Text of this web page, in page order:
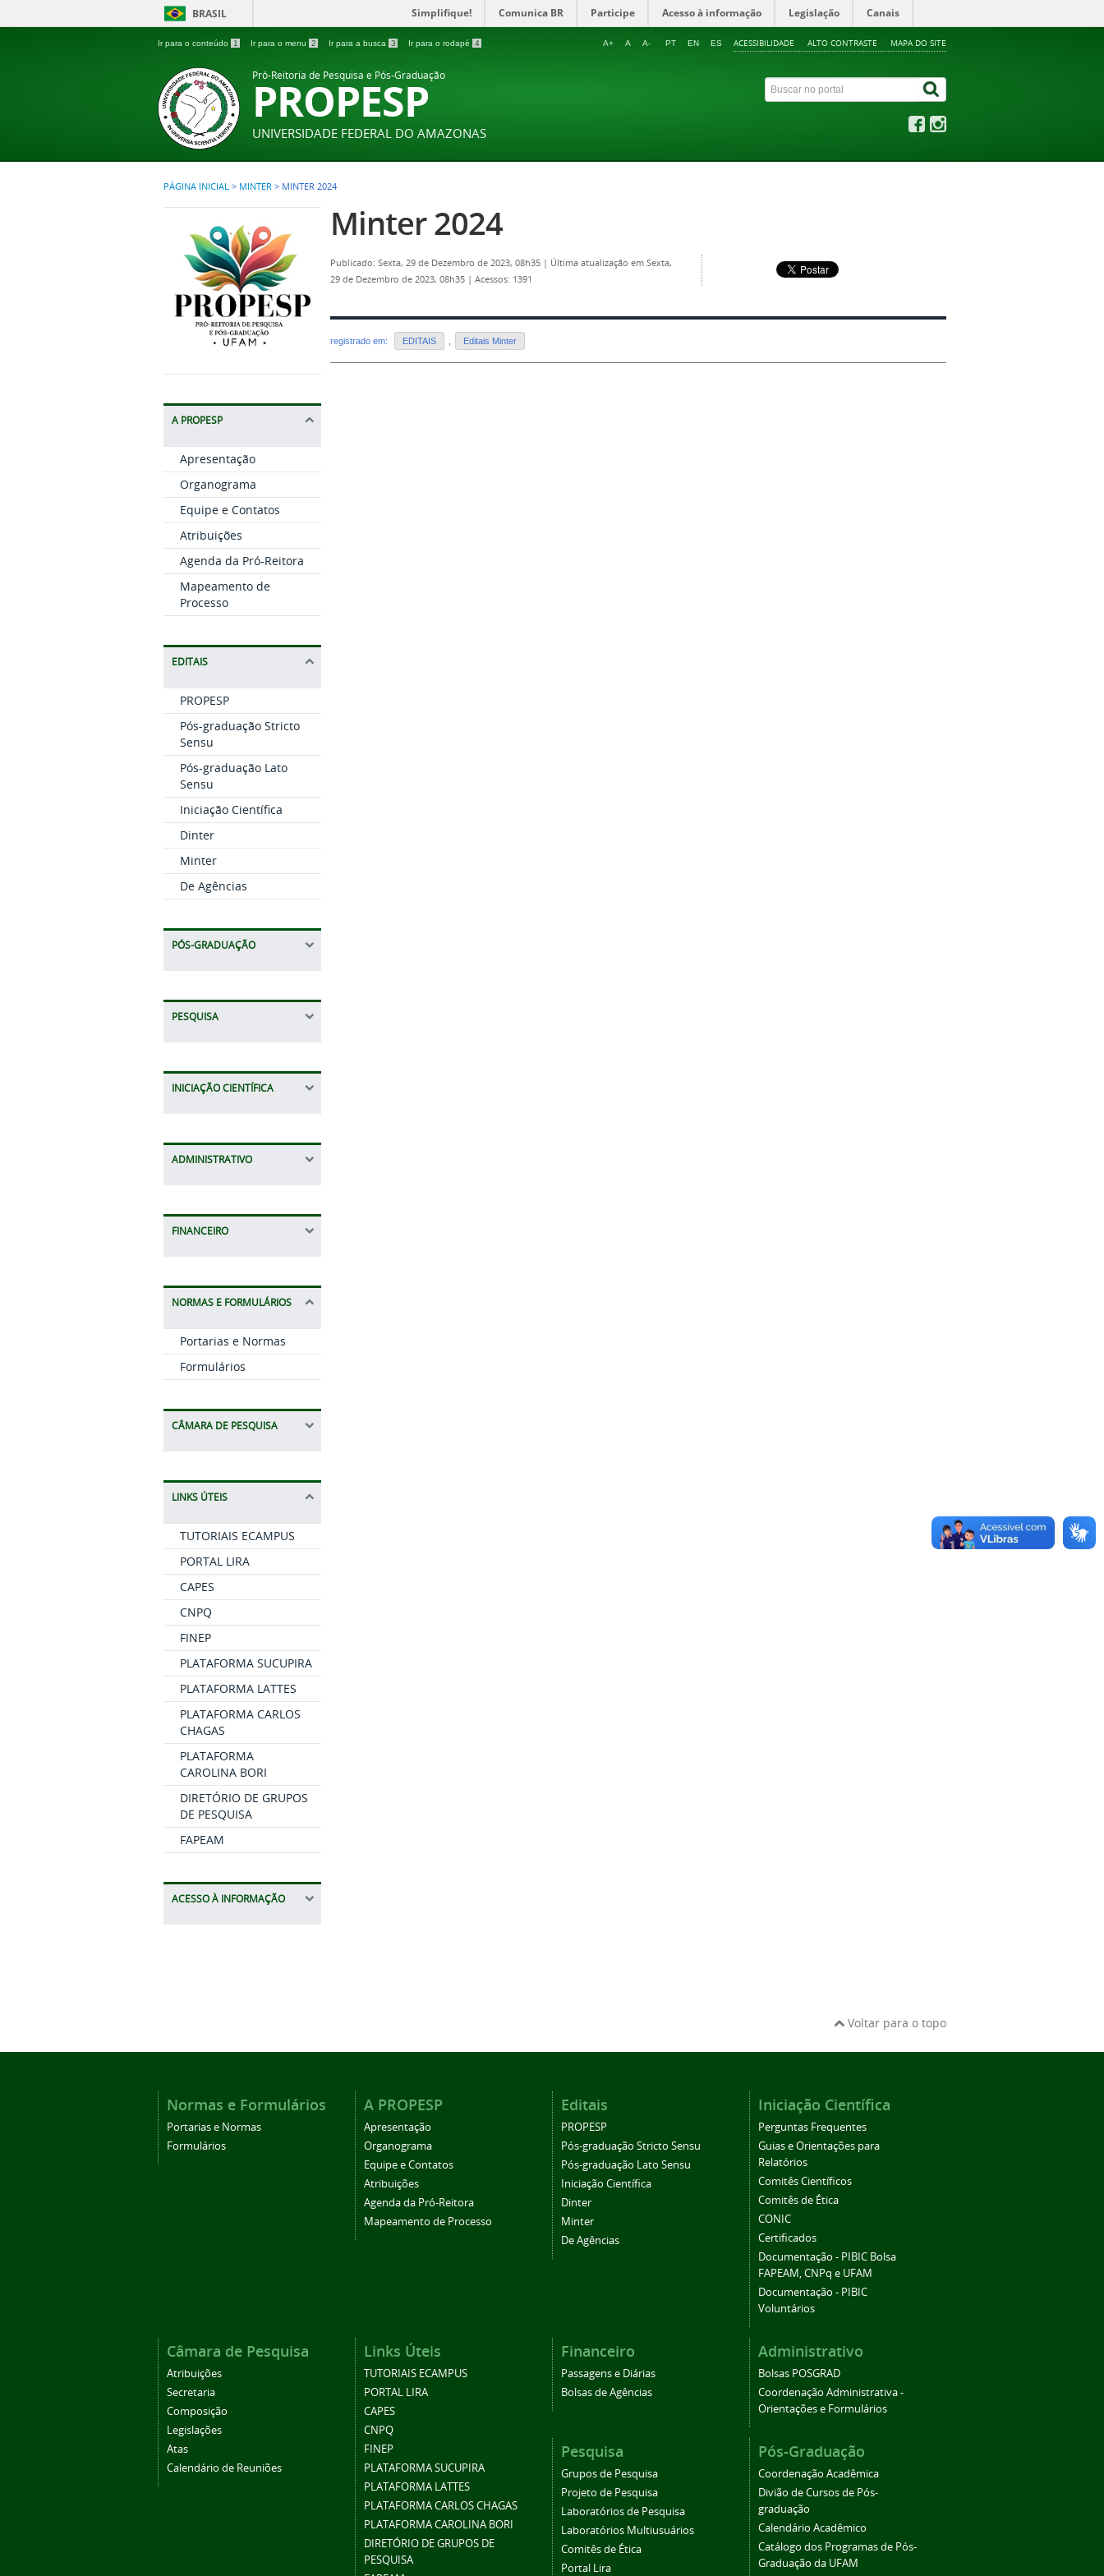
BRASIL Simplifique! Comunica BR Participe Acesso à informação Legislação Canais
Ir para o conteúdo 1 Ir para o menu 2 Ir para a busca 3 Ir para o rodapé 4 ACESSIBILIDADE ALTO CONTRASTE MAPA DO SITE
A+ A A- PT EN ES
Pró-Reitoria de Pesquisa e Pós-Graduação
PROPESP
UNIVERSIDADE FEDERAL DO AMAZONAS
PÁGINA INICIAL > MINTER > MINTER 2024
A PROPESP
Apresentação
Organograma
Equipe e Contatos
Atribuições
Agenda da Pró-Reitora
Mapeamento de
Processo
EDITAIS
PROPESP
Pós-graduação Stricto
Sensu
Pós-graduação Lato
Sensu
Iniciação Científica
Dinter
Minter
De Agências
PÓS-GRADUAÇÃO
PESQUISA
INICIAÇÃO CIENTÍFICA
ADMINISTRATIVO
FINANCEIRO
NORMAS E FORMULÁRIOS
Portarias e Normas
Formulários
CÂMARA DE PESQUISA
LINKS ÚTEIS
TUTORIAIS ECAMPUS
PORTAL LIRA
CAPES
CNPQ
FINEP
PLATAFORMA SUCUPIRA
PLATAFORMA LATTES
PLATAFORMA CARLOS
CHAGAS
PLATAFORMA
CAROLINA BORI
DIRETÓRIO DE GRUPOS
DE PESQUISA
FAPEAM
ACESSO À INFORMAÇÃO
Minter 2024
Publicado: Sexta, 29 de Dezembro de 2023, 08h35 | Última atualização em Sexta,
29 de Dezembro de 2023, 08h35 | Acessos: 1391
registrado em: EDITAIS Editais Minter
Voltar para o topo
Normas e Formulários
Portarias e Normas
Formulários
A PROPESP
Apresentação
Organograma
Equipe e Contatos
Atribuições
Agenda da Pró-Reitora
Mapeamento de Processo
Editais
PROPESP
Pós-graduação Stricto Sensu
Pós-graduação Lato Sensu
Iniciação Científica
Dinter
Minter
De Agências
Iniciação Científica
Perguntas Frequentes
Guias e Orientações para
Relatórios
Comitês Científicos
Comitês de Ética
CONIC
Certificados
Documentação - PIBIC Bolsa
FAPEAM, CNPq e UFAM
Documentação - PIBIC
Voluntários
Câmara de Pesquisa
Atribuições
Secretaria
Composição
Legislações
Atas
Calendário de Reuniões
Links Úteis
TUTORIAIS ECAMPUS
PORTAL LIRA
CAPES
CNPQ
FINEP
PLATAFORMA SUCUPIRA
PLATAFORMA LATTES
PLATAFORMA CARLOS CHAGAS
PLATAFORMA CAROLINA BORI
DIRETÓRIO DE GRUPOS DE
PESQUISA
Financeiro
Passagens e Diárias
Bolsas de Agências
Administrativo
Bolsas POSGRAD
Coordenação Administrativa -
Orientações e Formulários
Pesquisa
Grupos de Pesquisa
Projeto de Pesquisa
Laboratórios de Pesquisa
Laboratórios Multiusuários
Comitês de Ética
Portal Lira
Pós-Graduação
Coordenação Acadêmica
Divião de Cursos de Pós-
graduação
Calendário Acadêmico
Catálogo dos Programas de Pós-
Graduação da UFAM